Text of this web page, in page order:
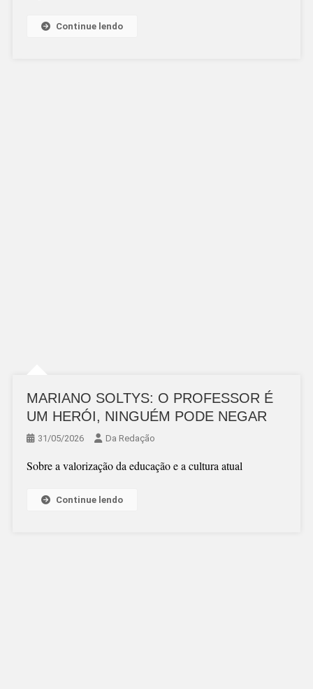
Continue lendo
MARIANO SOLTYS: O PROFESSOR É
UM HERÓI, NINGUÉM PODE NEGAR
31/05/2026 Da Redação
Sobre a valorização da educação e a cultura atual
Continue lendo